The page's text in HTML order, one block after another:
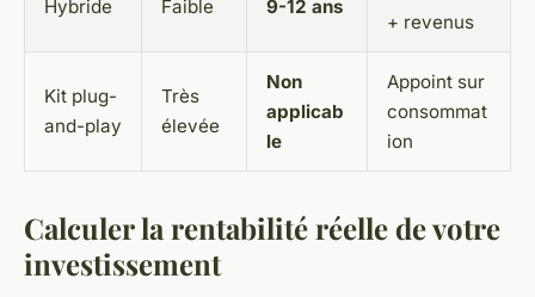
Hybride Faible 9-12 ans
+ revenus
Kit plug-
and-play
Très
élevée
Non
applicab
le
Appoint sur
consommat
ion
Calculer la rentabilité réelle de votre
investissement